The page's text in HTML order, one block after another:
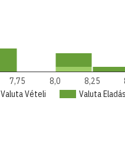
Valuta Vételi Valuta
7,75 8,0 8,25